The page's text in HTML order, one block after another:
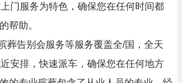
门服务为特色，确保您在任何时间都
帮助。
葬告别会服务等服务覆盖全/国，全天
安排，快速派车，确保您在任何地方